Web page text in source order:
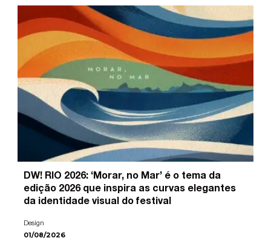
DW! RIO 2026: ‘Morar, no Mar’ é o tema da
edição 2026 que inspira as curvas elegantes
da identidade visual do festival
Design
01/08/2026